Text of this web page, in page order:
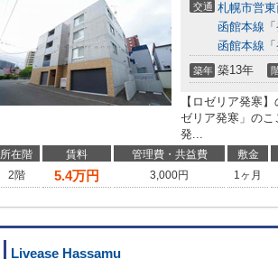
交通 札幌市営東
函館本線 「
函館本線 「
築年 築13年
【ロゼリア発寒
ゼリア発寒」の
発...
所在階 賃料 管理費・共益費 敷金
2階
5.4万円 3,000円 1ヶ月
Livease Hassamu